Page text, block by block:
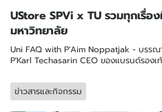
UStore SPVi x TU รวมทุกเรื่อ
มหาวิทยาลัย
Uni FAQ with P'Aim Noppatjak - บรรณา
P'Karl Techasarin CEO ของแบรนด์รองเ
ข่าวสารและกิจกรรม